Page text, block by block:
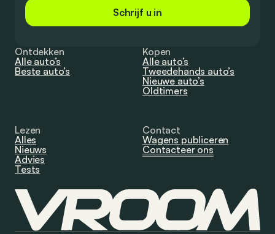
Schrijf u in
Ontdekken
Alle auto’s
Beste auto’s
Kopen
Alle auto’s
Tweedehands auto’s
Nieuwe auto’s
Oldtimers
Lezen
Alles
Nieuws
Advies
Tests
Contact
Wagens publiceren
Contacteer ons